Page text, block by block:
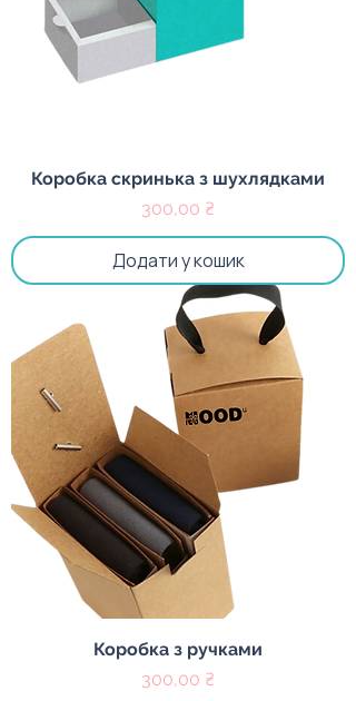
Коробка скринька з шухлядками
Ціна
300,00 ₴
Додати у кошик
Коробка з ручками
Ціна
300,00 ₴